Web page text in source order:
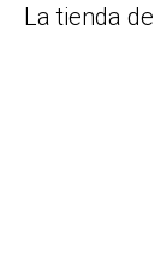
La tienda